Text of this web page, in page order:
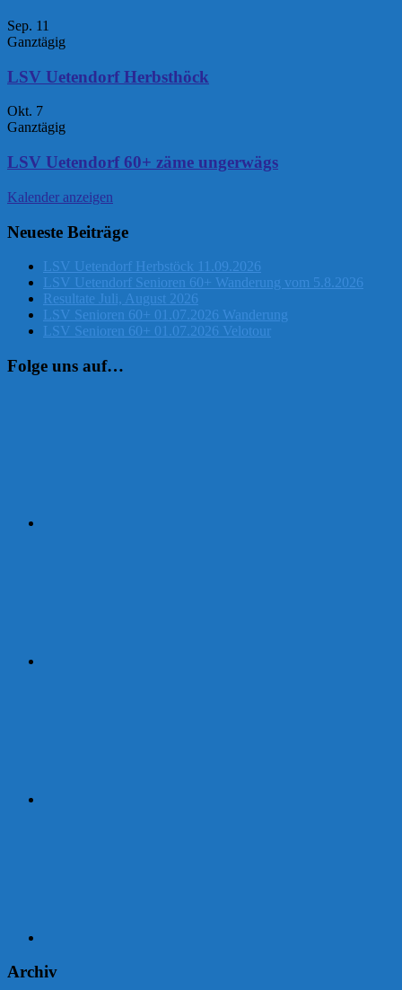
Sep. 11
Ganztägig
LSV Uetendorf Herbsthöck
Okt. 7
Ganztägig
LSV Uetendorf 60+ zäme ungerwägs
Kalender anzeigen
Neueste Beiträge
LSV Uetendorf Herbstöck 11.09.2026
LSV Uetendorf Senioren 60+ Wanderung vom 5.8.2026
Resultate Juli, August 2026
LSV Senioren 60+ 01.07.2026 Wanderung
LSV Senioren 60+ 01.07.2026 Velotour
Folge uns auf…
Archiv